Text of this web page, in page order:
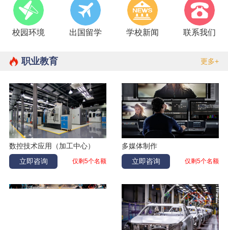
校园环境 出国留学 学校新闻 联系我们
职业教育 更多+
数控技术应用（加工中心）
立即咨询
仅剩5个名额
多媒体制作
立即咨询
仅剩5个名额
刘林宽 加工中心 河南周口
付量 汽修 吉林白城
卢天一 计算机应用 吉林长春
刘伟
康悦 幼儿教育 辽宁丹东
张庆辉 数控加工 黑龙江齐齐哈尔
郭彦婷 幼儿教育 辽宁大连
夏凯 数控 吉林延吉
赵丽爽
霍紫建 机器人 辽宁鞍山
吉林白山
辽宁大连